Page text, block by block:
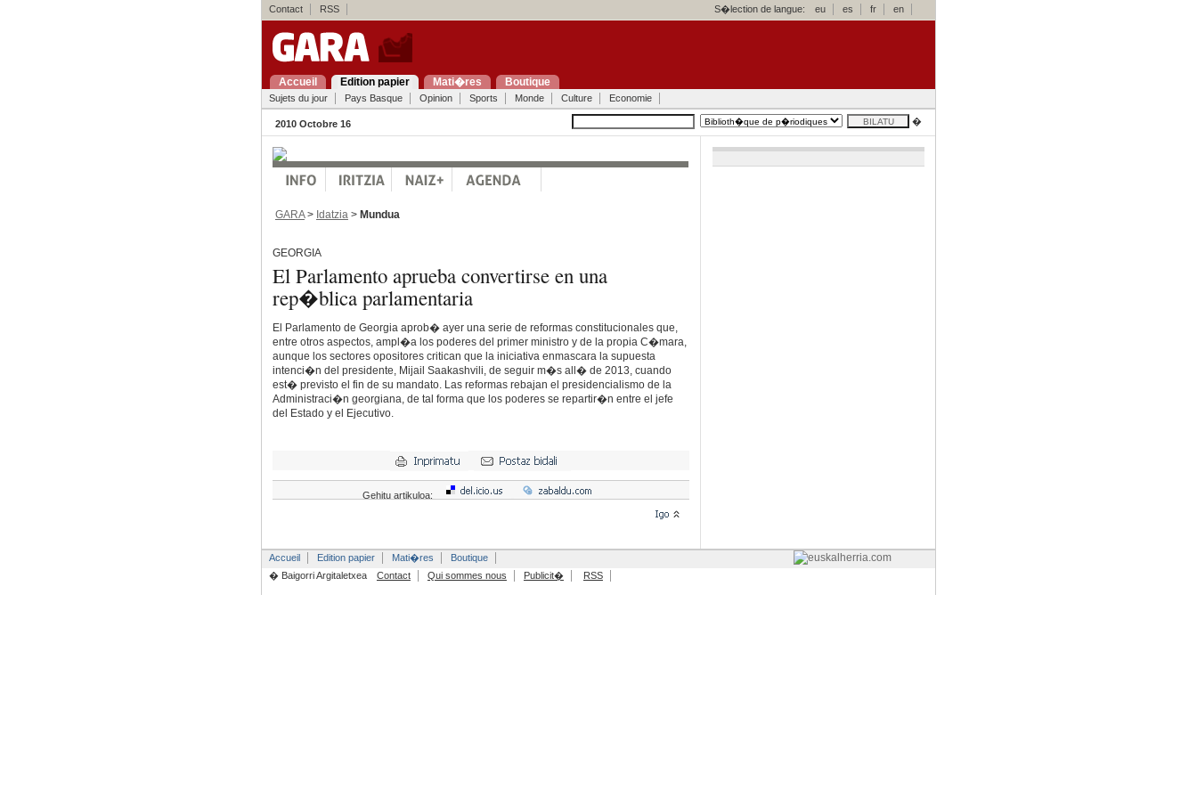
Contact RSS S�lection de langue: eu es fr en
Accueil Edition papier Mati�res Boutique
Sujets du jour Pays Basque Opinion Sports Monde Culture Economie
2010 Octobre 16 �
GARA> Idatzia > Mundua
GEORGIA
El Parlamento aprueba convertirse en una
rep�blica parlamentaria
El Parlamento de Georgia aprob� ayer una serie de reformas constitucionales que,
entre otros aspectos, ampl�a los poderes del primer ministro y de la propia C�mara,
aunque los sectores opositores critican que la iniciativa enmascara la supuesta
intenci�n del presidente, Mijail Saakashvili, de seguir m�s all� de 2013, cuando
est� previsto el fin de su mandato. Las reformas rebajan el presidencialismo de la
Administraci�n georgiana, de tal forma que los poderes se repartir�n entre el jefe
del Estado y el Ejecutivo.
Gehitu artikuloa:
Accueil Edition papier Mati�res
Boutique
� Baigorri Argitaletxea
Contact Qui sommes nous Publicit� RSS